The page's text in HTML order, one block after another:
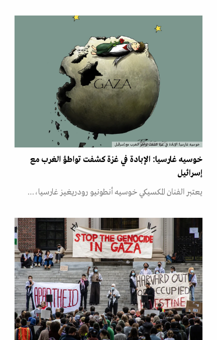
خوسيه غارسيا: الإبادة في غزة كشفت تواطؤ الغرب مع إسرائيل
خوسيه غارسيا: الإبادة في غزة كشفت تواطؤ الغرب مع
إسرائيل
يعتبر الفنان المكسيكي خوسيه أنطونيو رودريغيز غارسيا،…